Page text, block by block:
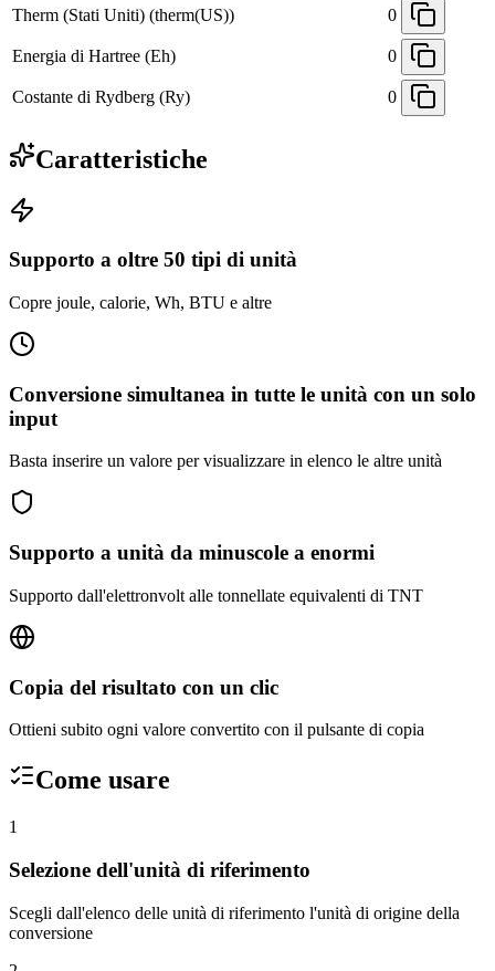
Therm (Stati Uniti) (therm(US)) 0
Energia di Hartree (Eh) 0
Costante di Rydberg (Ry) 0
Caratteristiche
Supporto a oltre 50 tipi di unità
Copre joule, calorie, Wh, BTU e altre
Conversione simultanea in tutte le unità con un solo
input
Basta inserire un valore per visualizzare in elenco le altre unità
Supporto a unità da minuscole a enormi
Supporto dall'elettronvolt alle tonnellate equivalenti di TNT
Copia del risultato con un clic
Ottieni subito ogni valore convertito con il pulsante di copia
Come usare
1
Selezione dell'unità di riferimento
Scegli dall'elenco delle unità di riferimento l'unità di origine della
conversione